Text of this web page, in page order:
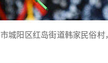
城阳区红岛街道韩家民俗村